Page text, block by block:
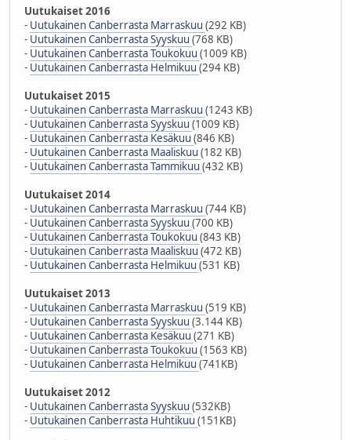
Uutukaiset 2016
- Uutukainen Canberrasta Marraskuu (292 KB)
- Uutukainen Canberrasta Syyskuu (768 KB)
- Uutukainen Canberrasta Toukokuu (1009 KB)
- Uutukainen Canberrasta Helmikuu (294 KB)
Uutukaiset 2015
- Uutukainen Canberrasta Marraskuu (1243 KB)
- Uutukainen Canberrasta Syyskuu (1009 KB)
- Uutukainen Canberrasta Kesäkuu (846 KB)
- Uutukainen Canberrasta Maaliskuu (182 KB)
- Uutukainen Canberrasta Tammikuu (432 KB)
Uutukaiset 2014
- Uutukainen Canberrasta Marraskuu (744 KB)
- Uutukainen Canberrasta Syyskuu (700 KB)
- Uutukainen Canberrasta Toukokuu (843 KB)
- Uutukainen Canberrasta Maaliskuu (472 KB)
- Uutukainen Canberrasta Helmikuu (531 KB)
Uutukaiset 2013
- Uutukainen Canberrasta Marraskuu (519 KB)
- Uutukainen Canberrasta Syyskuu (3.144 KB)
- Uutukainen Canberrasta Kesäkuu (271 KB)
- Uutukainen Canberrasta Toukokuu (1563 KB)
- Uutukainen Canberrasta Helmikuu (741KB)
Uutukaiset 2012
- Uutukainen Canberrasta Syyskuu (532KB)
- Uutukainen Canberrasta Huhtikuu (151KB)